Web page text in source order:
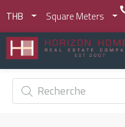
THB Square Meters